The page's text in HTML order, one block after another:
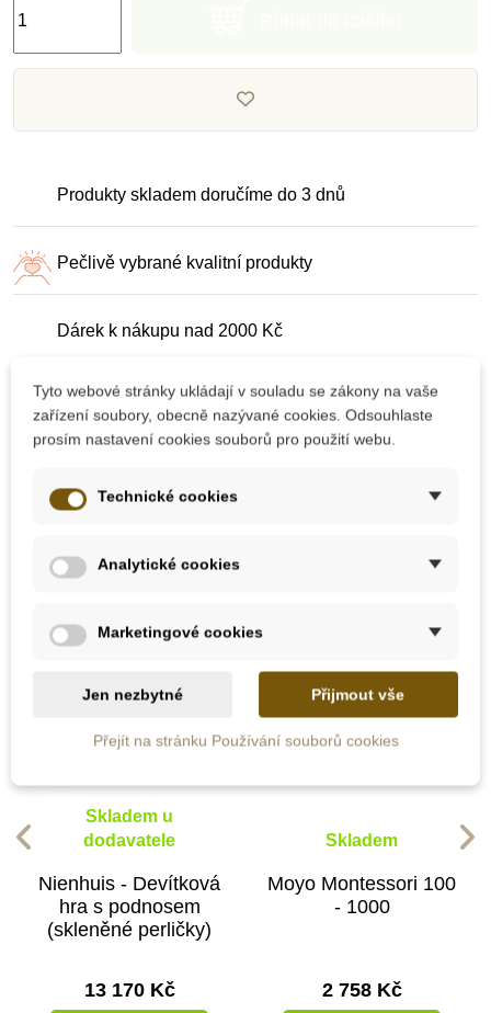
Produkty skladem doručíme do 3 dnů
Pečlivě vybrané kvalitní produkty
Dárek k nákupu nad 2000 Kč
10 dalších produktů ve stejné
kategorii:
Skladem u
dodavatele
Nienhuis - Devítková
hra s podnosem
(skleněné perličky)
13 170 Kč
Skladem
Moyo Montessori 100
- 1000
2 758 Kč
Tyto webové stránky ukládají v souladu se zákony na vaše
zařízení soubory, obecně nazývané cookies. Odsouhlaste
prosím nastavení cookies souborů pro použití webu.
Technické cookies
Analytické cookies
Marketingové cookies
Jen nezbytné Přijmout vše
Přejít na stránku Používání souborů cookies